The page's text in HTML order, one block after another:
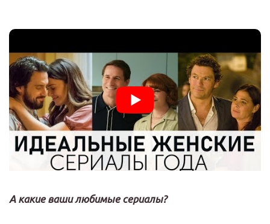
А какие ваши любимые сериалы?